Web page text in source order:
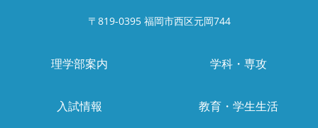
〒819-0395 福岡市西区元岡744
理学部案内 学科・専攻
入試情報 教育・学生生活